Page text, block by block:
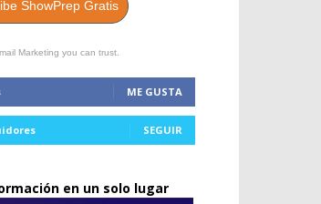
ShowPrep Gratis
Marketing you can trust.
ME GUSTA
SEGUIR
en un solo lugar